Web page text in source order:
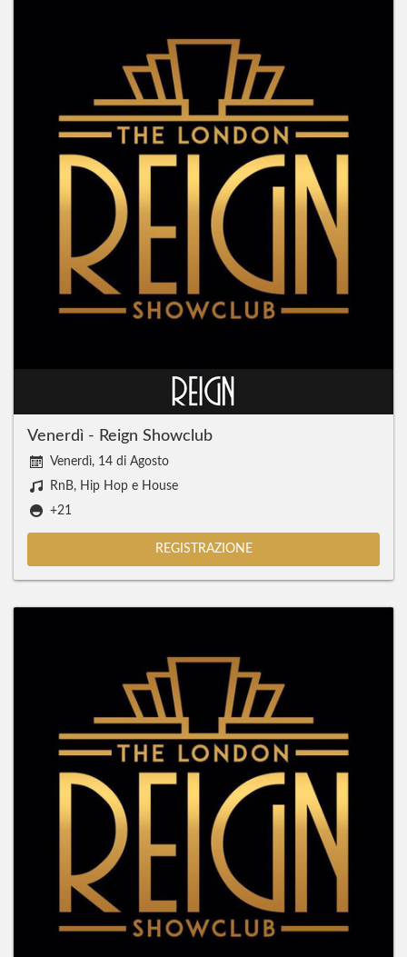
Venerdì - Reign Showclub
Venerdì, 14 di Agosto
RnB, Hip Hop e House
+21
REGISTRAZIONE